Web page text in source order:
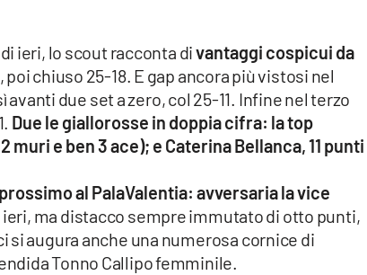
ieri, lo scout racconta divantaggi cospicui da
poi chiuso 25-18. E gap ancora più vistosi nel
due set a zero, col 25-11. Infine nel terzo
Due le giallorosse in doppia cifra: la top
e ben 3 ace); e Caterina Bellanca, 11 punti
al PalaValentia: avversaria la vice
ieri, ma distacco sempre immutato di otto punti,
augura anche una numerosa cornice di
Tonno Callipo femminile.